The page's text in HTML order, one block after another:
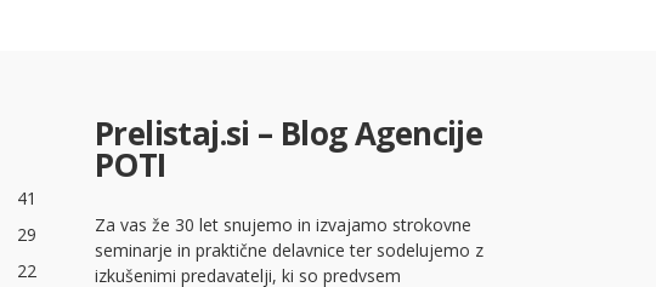
41
29
22
Prelistaj.si – Blog Agencije
POTI
Za vas že 30 let snujemo in izvajamo strokovne
seminarje in praktične delavnice ter sodelujemo z
izkušenimi predavatelji, ki so predvsem